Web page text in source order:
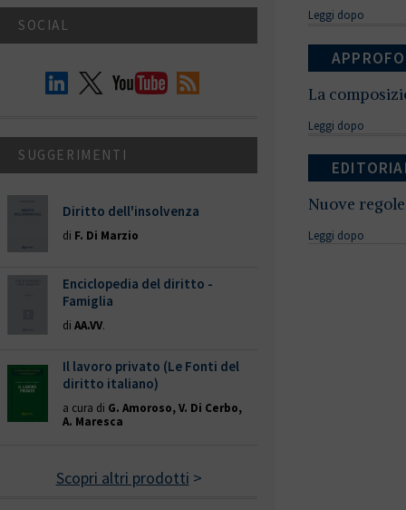
Leggi dopo
La
Leggi dopo
Nuove
Leggi dopo
SOCIAL
SUGGERIMENTI
Diritto dell'insolvenza
di F. Di Marzio
Enciclopedia del diritto -
Famiglia
di AA.VV.
Il lavoro privato (Le Fonti del
diritto italiano)
a cura di G. Amoroso, V. Di Cerbo,
A. Maresca
Scopri altri prodotti >